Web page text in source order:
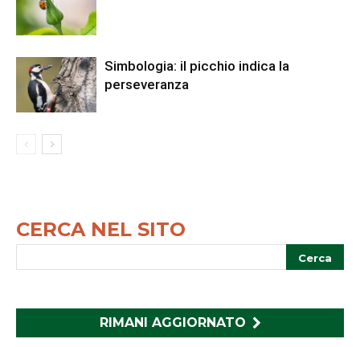
Simbologia: il picchio indica la
perseveranza
CERCA NEL SITO
RIMANI AGGIORNATO